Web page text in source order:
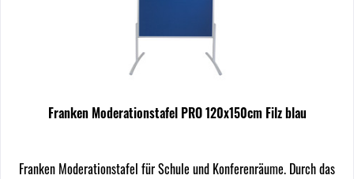
Franken Moderationstafel PRO 120x150cm Filz blau
Franken Moderationstafel für Schule und Konferenräume. Durch das